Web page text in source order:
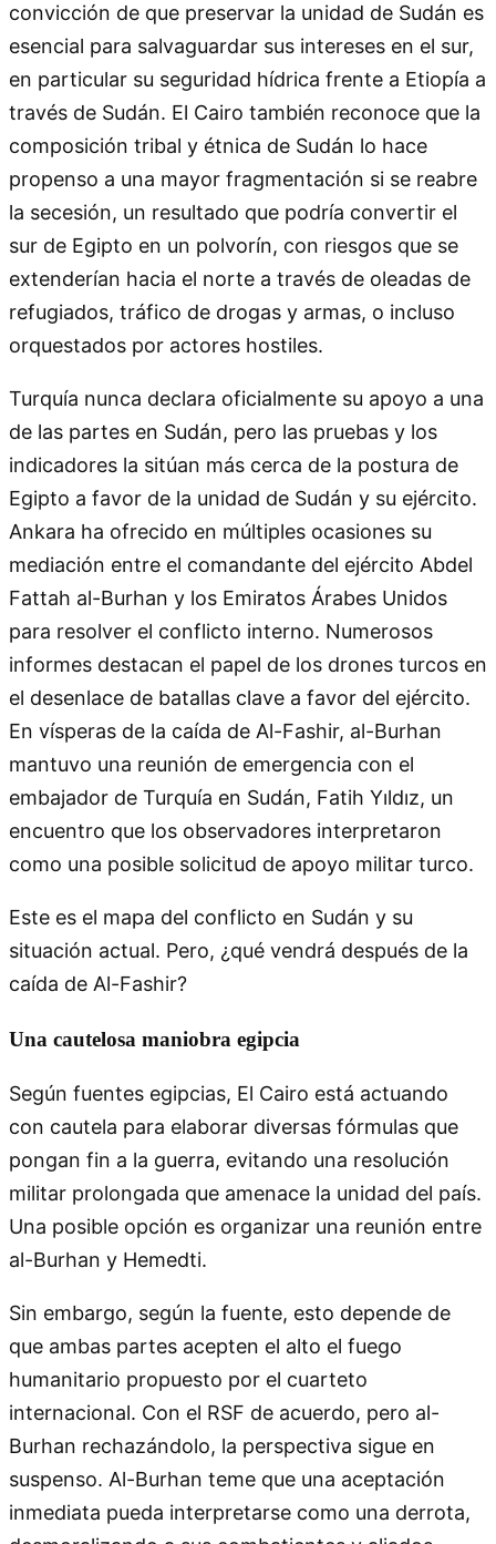
convicción de que preservar la unidad de Sudán es
esencial para salvaguardar sus intereses en el sur,
en particular su seguridad hídrica frente a Etiopía a
través de Sudán. El Cairo también reconoce que la
composición tribal y étnica de Sudán lo hace
propenso a una mayor fragmentación si se reabre
la secesión, un resultado que podría convertir el
sur de Egipto en un polvorín, con riesgos que se
extenderían hacia el norte a través de oleadas de
refugiados, tráfico de drogas y armas, o incluso
orquestados por actores hostiles.
Turquía nunca declara oficialmente su apoyo a una
de las partes en Sudán, pero las pruebas y los
indicadores la sitúan más cerca de la postura de
Egipto a favor de la unidad de Sudán y su ejército.
Ankara ha ofrecido en múltiples ocasiones su
mediación entre el comandante del ejército Abdel
Fattah al-Burhan y los Emiratos Árabes Unidos
para resolver el conflicto interno. Numerosos
informes destacan el papel de los drones turcos en
el desenlace de batallas clave a favor del ejército.
En vísperas de la caída de Al-Fashir, al-Burhan
mantuvo una reunión de emergencia con el
embajador de Turquía en Sudán, Fatih Yıldız, un
encuentro que los observadores interpretaron
como una posible solicitud de apoyo militar turco.
Este es el mapa del conflicto en Sudán y su
situación actual. Pero, ¿qué vendrá después de la
caída de Al-Fashir?
Una cautelosa maniobra egipcia
Según fuentes egipcias, El Cairo está actuando
con cautela para elaborar diversas fórmulas que
pongan fin a la guerra, evitando una resolución
militar prolongada que amenace la unidad del país.
Una posible opción es organizar una reunión entre
al-Burhan y Hemedti.
Sin embargo, según la fuente, esto depende de
que ambas partes acepten el alto el fuego
humanitario propuesto por el cuarteto
internacional. Con el RSF de acuerdo, pero al-
Burhan rechazándolo, la perspectiva sigue en
suspenso. Al-Burhan teme que una aceptación
inmediata pueda interpretarse como una derrota,